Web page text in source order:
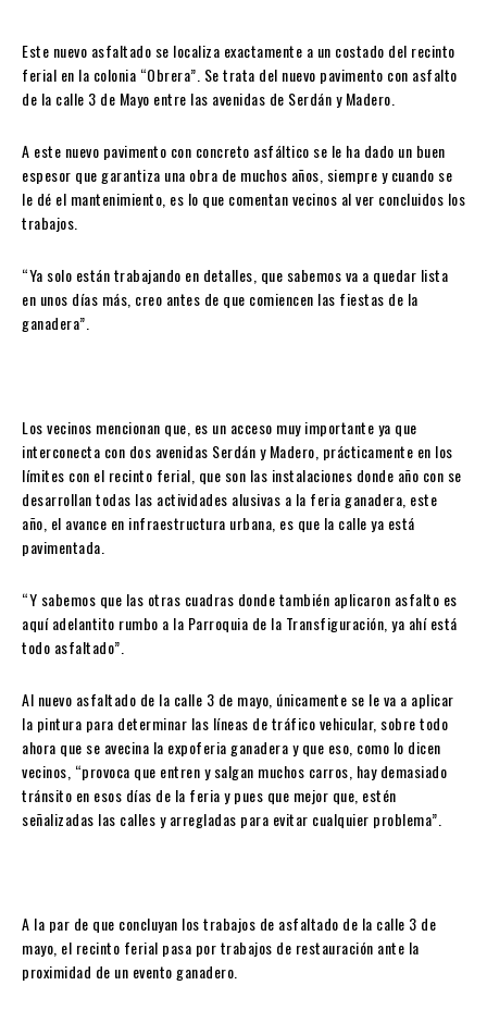
Este nuevo asfaltado se localiza exactamente a un costado del recinto
ferial en la colonia “Obrera”. Se trata del nuevo pavimento con asfalto
de la calle 3 de Mayo entre las avenidas de Serdán y Madero.
A este nuevo pavimento con concreto asfáltico se le ha dado un buen
espesor que garantiza una obra de muchos años, siempre y cuando se
le dé el mantenimiento, es lo que comentan vecinos al ver concluidos los
trabajos.
“Ya solo están trabajando en detalles, que sabemos va a quedar lista
en unos días más, creo antes de que comiencen las fiestas de la
ganadera”.
Los vecinos mencionan que, es un acceso muy importante ya que
interconecta con dos avenidas Serdán y Madero, prácticamente en los
límites con el recinto ferial, que son las instalaciones donde año con se
desarrollan todas las actividades alusivas a la feria ganadera, este
año, el avance en infraestructura urbana, es que la calle ya está
pavimentada.
“Y sabemos que las otras cuadras donde también aplicaron asfalto es
aquí adelantito rumbo a la Parroquia de la Transfiguración, ya ahí está
todo asfaltado”.
Al nuevo asfaltado de la calle 3 de mayo, únicamente se le va a aplicar
la pintura para determinar las líneas de tráfico vehicular, sobre todo
ahora que se avecina la expoferia ganadera y que eso, como lo dicen
vecinos, “provoca que entren y salgan muchos carros, hay demasiado
tránsito en esos días de la feria y pues que mejor que, estén
señalizadas las calles y arregladas para evitar cualquier problema”.
A la par de que concluyan los trabajos de asfaltado de la calle 3 de
mayo, el recinto ferial pasa por trabajos de restauración ante la
proximidad de un evento ganadero.